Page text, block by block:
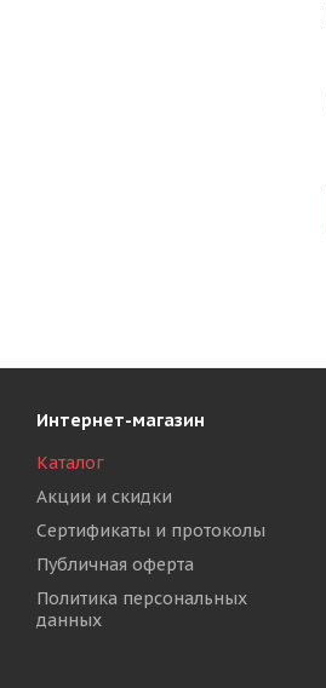
Интернет-магазин
Каталог
Акции и скидки
Сертификаты и протоколы
Публичная оферта
Политика персональных
данных